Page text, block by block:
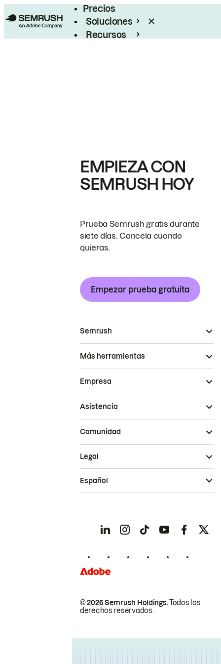
Precios
Soluciones
Recursos
EMPIEZA CON
SEMRUSH HOY
Prueba Semrush gratis durante
siete días. Cancela cuando
quieras.
Empezar prueba gratuita
Semrush
Más herramientas
Empresa
Asistencia
Comunidad
© 2026 Semrush Holdings.Todos los
derechos reservados.
Legal
Español